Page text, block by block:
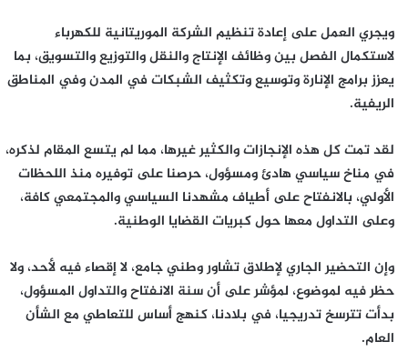
ويجري العمل على إعادة تنظيم الشركة الموريتانية للكهرباء
لاستكمال الفصل بين وظائف الإنتاج والنقل والتوزيع والتسويق، بما
يعزز برامج الإنارة وتوسيع وتكثيف الشبكات في المدن وفي المناطق
الريفية.
لقد تمت كل هذه الإنجازات والكثير غيرها، مما لم يتسع المقام لذكره،
في مناخ سياسي هادئ ومسؤول، حرصنا على توفيره منذ اللحظات
الأولي، بالانفتاح على أطياف مشهدنا السياسي والمجتمعي كافة،
وعلى التداول معها حول كبريات القضايا الوطنية.
وإن التحضير الجاري لإطلاق تشاور وطني جامع، لا إقصاء فيه لأحد، ولا
حظر فيه لموضوع، لمؤشر على أن سنة الانفتاح والتداول المسؤول،
بدأت تترسخ تدريجيا، في بلادنا، كنهج أساس للتعاطي مع الشأن
العام.